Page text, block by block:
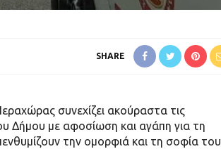
SHARE
συνεχίζει ακούραστα τις
Δήμου με αφοσίωση και αγάπη για τη
την ομορφιά και τη σοφία του